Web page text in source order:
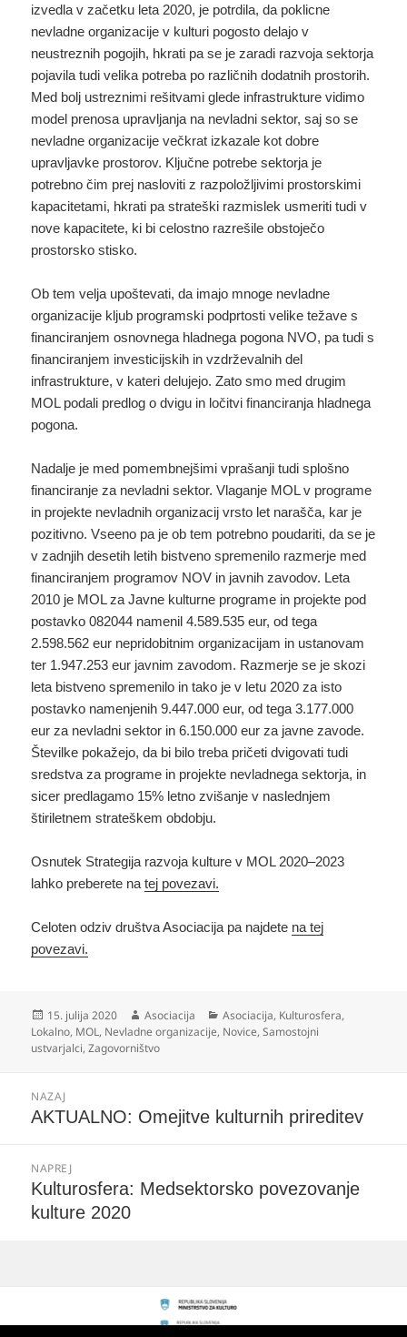
izvedla v začetku leta 2020, je potrdila, da poklicne
nevladne organizacije v kulturi pogosto delajo v
neustreznih pogojih, hkrati pa se je zaradi razvoja sektorja
pojavila tudi velika potreba po različnih dodatnih prostorih.
Med bolj ustreznimi rešitvami glede infrastrukture vidimo
model prenosa upravljanja na nevladni sektor, saj so se
nevladne organizacije večkrat izkazale kot dobre
upravljavke prostorov. Ključne potrebe sektorja je
potrebno čim prej nasloviti z razpoložljivimi prostorskimi
kapacitetami, hkrati pa strateški razmislek usmeriti tudi v
nove kapacitete, ki bi celostno razrešile obstoječo
prostorsko stisko.
Ob tem velja upoštevati, da imajo mnoge nevladne
organizacije kljub programski podprtosti velike težave s
financiranjem osnovnega hladnega pogona NVO, pa tudi s
financiranjem investicijskih in vzdrževalnih del
infrastrukture, v kateri delujejo. Zato smo med drugim
MOL podali predlog o dvigu in ločitvi financiranja hladnega
pogona.
Nadalje je med pomembnejšimi vprašanji tudi splošno
financiranje za nevladni sektor. Vlaganje MOL v programe
in projekte nevladnih organizacij vrsto let narašča, kar je
pozitivno. Vseeno pa je ob tem potrebno poudariti, da se je
v zadnjih desetih letih bistveno spremenilo razmerje med
financiranjem programov NOV in javnih zavodov. Leta
2010 je MOL za Javne kulturne programe in projekte pod
postavko 082044 namenil 4.589.535 eur, od tega
2.598.562 eur nepridobitnim organizacijam in ustanovam
ter 1.947.253 eur javnim zavodom. Razmerje se je skozi
leta bistveno spremenilo in tako je v letu 2020 za isto
postavko namenjenih 9.447.000 eur, od tega 3.177.000
eur za nevladni sektor in 6.150.000 eur za javne zavode.
Številke pokažejo, da bi bilo treba pričeti dvigovati tudi
sredstva za programe in projekte nevladnega sektorja, in
sicer predlagamo 15% letno zvišanje v naslednjem
štiriletnem strateškem obdobju.
Osnutek Strategija razvoja kulture v MOL 2020–2023
lahko preberete natej povezavi.
Celoten odziv društva Asociacija pa najdete na tej
povezavi.
Objavljeno
dne
15. julija 2020 Avtor
Asociacija Kategorije
Asociacija, Kulturosfera,
Lokalno, MOL, Nevladne organizacije, Novice,Samostojni
ustvarjalci,Zagovorništvo
prispevka
NAZAJ
Prejšnji
AKTUALNO: Omejitve kulturnih prireditev
NAPREJ
Naslednji
prispevek:
Kulturosfera: Medsektorsko povezovanje
kulture 2020